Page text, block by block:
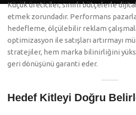
Küçük üreticiler, sınırlı bütçelerle
etmek zorundadır. Performans
hedefleme, ölçülebilir reklam
optimizasyon ile satışları artırmayı
stratejiler, hem marka bilinirliğini
geri dönüşünü garanti eder.
Hedef Kitleyi Doğru